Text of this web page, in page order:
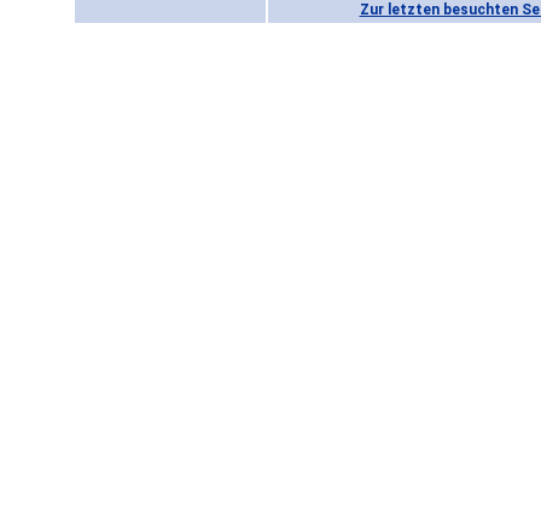
Zur letzten besuchten